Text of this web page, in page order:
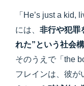
「He’s just a kid,
には、 非行や犯罪
れた”という社会
そのうえで「the
フレインは、彼が